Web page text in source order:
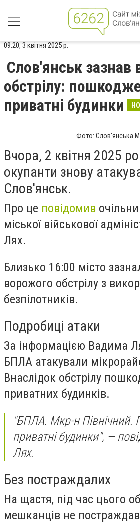
09:20, 3 квітня 2025 р.
Слов'янськ зазнав
обстрілу:
приватні будинки
Фото: Слов'янська
Вчора, 2 квітня 2025
окупанти знову
Слов'янськ.
Про це повідомив
міської військової
Лях.
Близько 16:00 місто
ворожого обстрілу з
безпілотників.
Подробиці атаки
За інформацією Вадима
БПЛА атакували
Внаслідок обстрілу
приватних будинків.
"БПЛА. Мкр-н Північний.
приватні будинки", —
Лях.
Без постраждалих
На щастя, під час цього
мешканців не